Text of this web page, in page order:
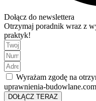
Dołącz do newslettera
Otrzymaj poradnik wraz z
praktyk!
Wyrażam zgodę na
uprawnienia-budowlane.com
DOŁĄCZ TERAZ